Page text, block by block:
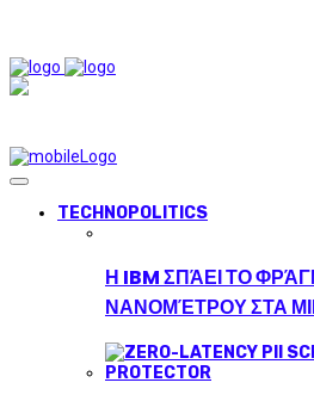
TECHNOPOLITICS
Η IBM ΣΠΆΕΙ ΤΟ
ΝΑΝΟΜΈΤΡΟΥ ΣΤΑ